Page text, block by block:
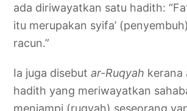
ada diriwayatkan satu hadith:
itu merupakan syifa’
racun.”
Ia juga disebutar-Ruqyah kerana
hadith yang meriwayatkan
menjampi (ruqyah) seseorang